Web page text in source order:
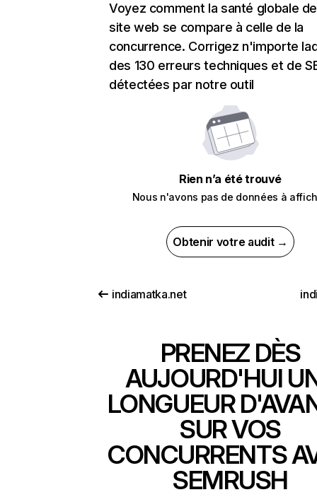
Voyez comment la santé globale
site web se compare à celle de la
concurrence. Corrigez n'importe
des 130 erreurs techniques et de
détectées par notre outil
Rien n’a été trouvé
Nous n'avons pas de données à
Obtenir votre audit →
indiamatka.net
PRENEZ DÈS
AUJOURD'HUI
LONGUEUR
SUR VOS
CONCURRENTS
SEMRUSH